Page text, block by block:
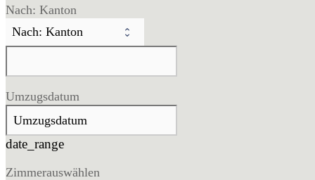
Nach: Kanton
Umzugsdatum
date_range
Zimmerauswählen